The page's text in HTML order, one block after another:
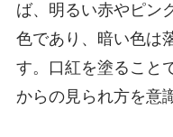
ば、明るい赤やピン
色であり、暗い色は
す。口紅を塗ること
からの見られ方を意